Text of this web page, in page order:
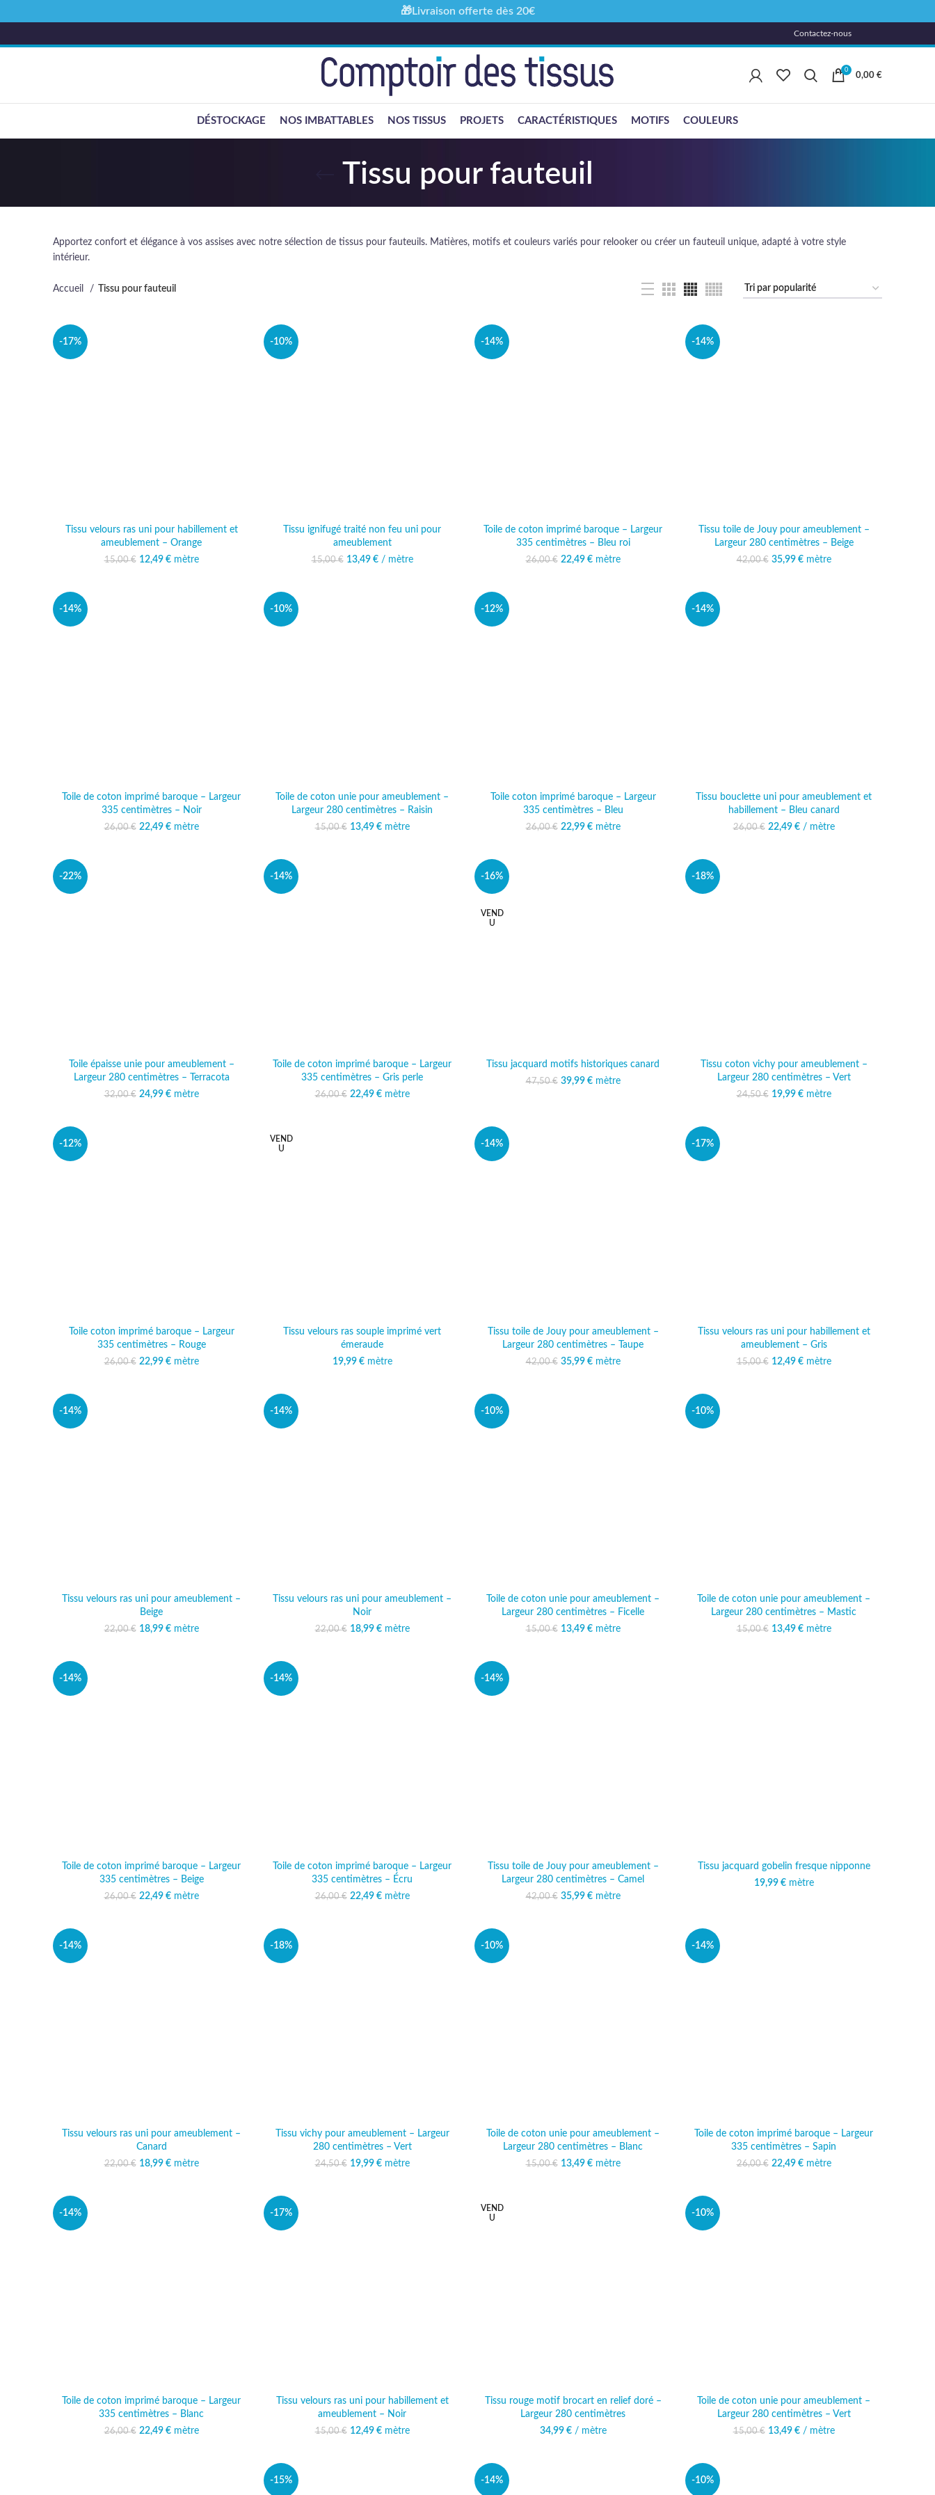
Contactez-nous
0
0,00 €
DÉSTOCKAGE NOS IMBATTABLES NOS TISSUS PROJETS CARACTÉRISTIQUES MOTIFS COULEURS
Tissu pour fauteuil
Apportez confort et élégance à vos assises avec notre sélection de tissus pour fauteuils. Matières, motifs et couleurs variés pour relooker ou créer un fauteuil unique, adapté à votre style
intérieur.
Accueil Tissu pour fauteuil
-17%
Tissu velours ras uni pour habillement et
ameublement – Orange
15,00€
Le prix initial était :
12,49 € Le prix actuel est :
mètre
-10%
Tissu ignifugé traité non feu uni pour
ameublement
15,00€
Le prix initial était :
13,49 € Le prix actuel est :
/ mètre
-14%
Toile de coton imprimé baroque – Largeur
335 centimètres – Bleu roi
26,00€
Le prix initial était :
22,49 € Le prix actuel est :
mètre
-14%
Tissu toile de Jouy pour ameublement –
Largeur 280 centimètres – Beige
42,00€
Le prix initial était :
35,99 € Le prix actuel est :
mètre
-14%
Toile de coton imprimé baroque – Largeur
335 centimètres – Noir
26,00€
Le prix initial était :
22,49 € Le prix actuel est :
mètre
-10%
Toile de coton unie pour ameublement –
Largeur 280 centimètres – Raisin
15,00€
Le prix initial était :
13,49 € Le prix actuel est :
mètre
-12%
Toile coton imprimé baroque – Largeur
335 centimètres – Bleu
26,00€
Le prix initial était :
22,99 € Le prix actuel est :
mètre
-14%
Tissu bouclette uni pour ameublement et
habillement – Bleu canard
26,00€
Le prix initial était :
22,49 € Le prix actuel est :
/ mètre
-22%
Toile épaisse unie pour ameublement –
Largeur 280 centimètres – Terracota
32,00€
Le prix initial était :
24,99 € Le prix actuel est :
mètre
-14%
Toile de coton imprimé baroque – Largeur
335 centimètres – Gris perle
26,00€
Le prix initial était :
22,49 € Le prix actuel est :
mètre
-16%
VEND
U
Tissu jacquard motifs historiques canard
47,50€
Le prix initial était :
39,99 € Le prix actuel est :
mètre
-18%
Tissu coton vichy pour ameublement –
Largeur 280 centimètres – Vert
24,50€
Le prix initial était :
19,99 € Le prix actuel est :
mètre
-12%
Toile coton imprimé baroque – Largeur
335 centimètres – Rouge
26,00€
Le prix initial était :
22,99 € Le prix actuel est :
mètre
VEND
U
Tissu velours ras souple imprimé vert
émeraude
19,99 €mètre
-14%
Tissu toile de Jouy pour ameublement –
Largeur 280 centimètres – Taupe
42,00€
Le prix initial était :
35,99 € Le prix actuel est :
mètre
-17%
Tissu velours ras uni pour habillement et
ameublement – Gris
15,00€
Le prix initial était :
12,49 € Le prix actuel est :
mètre
-14%
Tissu velours ras uni pour ameublement –
Beige
22,00€
Le prix initial était :
18,99 € Le prix actuel est :
mètre
-14%
Tissu velours ras uni pour ameublement –
Noir
22,00€
Le prix initial était :
18,99 € Le prix actuel est :
mètre
-10%
Toile de coton unie pour ameublement –
Largeur 280 centimètres – Ficelle
15,00€
Le prix initial était :
13,49 € Le prix actuel est :
mètre
-10%
Toile de coton unie pour ameublement –
Largeur 280 centimètres – Mastic
15,00€
Le prix initial était :
13,49 € Le prix actuel est :
mètre
-14%
Toile de coton imprimé baroque – Largeur
335 centimètres – Beige
26,00€
Le prix initial était :
22,49 € Le prix actuel est :
mètre
-14%
Toile de coton imprimé baroque – Largeur
335 centimètres – Écru
26,00€
Le prix initial était :
22,49 € Le prix actuel est :
mètre
-14%
Tissu toile de Jouy pour ameublement –
Largeur 280 centimètres – Camel
42,00€
Le prix initial était :
35,99 € Le prix actuel est :
mètre
Tissu jacquard gobelin fresque nipponne
19,99 €mètre
-14%
Tissu velours ras uni pour ameublement –
Canard
22,00€
Le prix initial était :
18,99 € Le prix actuel est :
mètre
-18%
Tissu vichy pour ameublement – Largeur
280 centimètres – Vert
24,50€
Le prix initial était :
19,99 € Le prix actuel est :
mètre
-10%
Toile de coton unie pour ameublement –
Largeur 280 centimètres – Blanc
15,00€
Le prix initial était :
13,49 € Le prix actuel est :
mètre
-14%
Toile de coton imprimé baroque – Largeur
335 centimètres – Sapin
26,00€
Le prix initial était :
22,49 € Le prix actuel est :
mètre
-14%
Toile de coton imprimé baroque – Largeur
335 centimètres – Blanc
26,00€
Le prix initial était :
22,49 € Le prix actuel est :
mètre
-17%
Tissu velours ras uni pour habillement et
ameublement – Noir
15,00€
Le prix initial était :
12,49 € Le prix actuel est :
mètre
VEND
U
Tissu rouge motif brocart en relief doré –
Largeur 280 centimètres
34,99 €/ mètre
-10%
Toile de coton unie pour ameublement –
Largeur 280 centimètres – Vert
15,00€
Le prix initial était :
13,49 € Le prix actuel est :
/ mètre
-15% -14% -10%
🎁Livraison offerte dès 20€